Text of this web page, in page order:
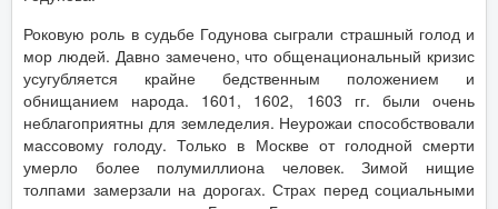
Роковую роль в судьбе Годунова сыграли страшный голод и
мор людей. Давно замечено, что общенациональный кризис
усугубляется крайне бедственным положением и
обнищанием народа. 1601, 1602, 1603 гг. были очень
неблагоприятны для земледелия. Неурожаи способствовали
массовому голоду. Только в Москве от голодной смерти
умерло более полумиллиона человек. Зимой нищие
толпами замерзали на дорогах. Страх перед социальными